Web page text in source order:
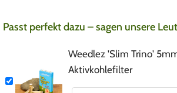
Passt perfekt dazu – sagen unsere
Weedlez 'Slim Trino'
Aktivkohlefilter